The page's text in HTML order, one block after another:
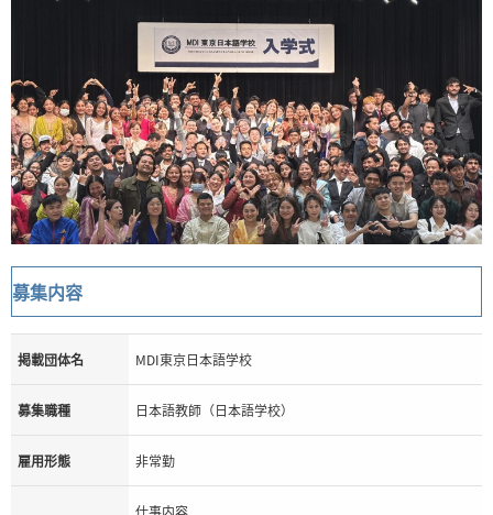
募集内容
掲載団体名 MDI東京日本語学校
募集職種 日本語教師（日本語学校）
雇用形態 非常勤
仕事内容